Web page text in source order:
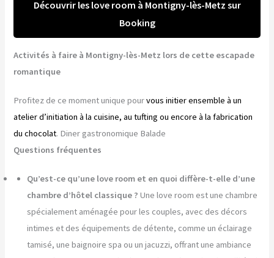
Découvrir les love room à Montigny-lès-Metz sur
Booking
Activités à faire à Montigny-lès-Metz lors de cette escapade
romantique
Profitez de ce moment unique pourvous initier ensemble à un
atelier d’initiation à la cuisine, au tufting ou encore à la fabrication
du chocolat. Diner gastronomique Balade
Questions fréquentes
Qu’est-ce qu’une love room et en quoi diffère-t-elle d’une
chambre d’hôtel classique ? Une love room est une chambre
spécialement aménagée pour les couples, avec des décors
intimes et des équipements de détente, comme un éclairage
tamisé, une baignoire spa ou un jacuzzi, offrant une ambiance